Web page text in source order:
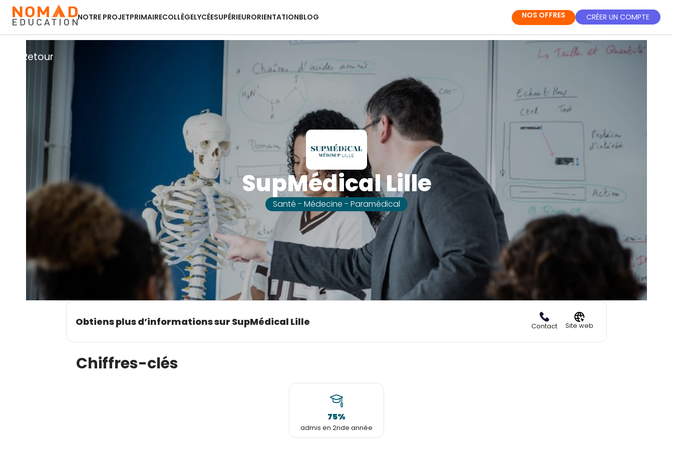
NOTRE PROJETPRIMAIRECOLLÈGELYCÉESUPÉRIEURORIENTATIONBLOG NOS OFFRES CRÉER UN COMPTE
SupMédical Lille
Santé - Médecine - Paramédical
Retour
Obtiens plus d’informations sur SupMédical Lille Contact Site web
Chiffres-clés
75%
admis en 2nde année